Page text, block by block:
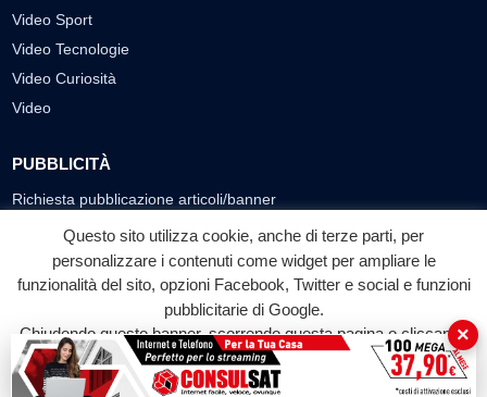
Video Sport
Video Tecnologie
Video Curiosità
Video
PUBBLICITÀ
Richiesta pubblicazione articoli/banner
SEGUICI SUI SOCIAL
f
Facebook
◎ ▶
YouTube
© 2026 LABTV - Tutti i diritti riservati
Questo sito utilizza cookie, anche di terze parti, per
personalizzare i contenuti come widget per ampliare le
funzionalità del sito, opzioni Facebook, Twitter e social e funzioni
pubblicitarie di Google.
Chiudendo questo banner, scorrendo questa pagina o cliccando
su qualunque suo elemento acconsenti all'uso dei cookie.
Accetta
×